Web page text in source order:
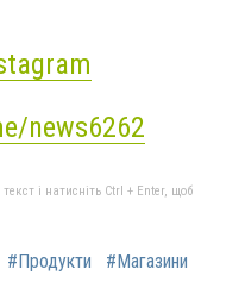
news6262
і натисніть Ctrl + Enter, щоб
#Продукти #Магазини